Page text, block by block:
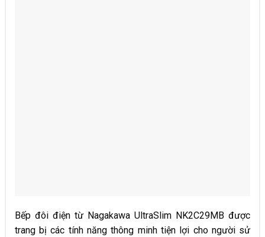
Bếp đôi điện từ Nagakawa UltraSlim NK2C29MB được
trang bị các tính năng thông minh tiện lợi cho người sử